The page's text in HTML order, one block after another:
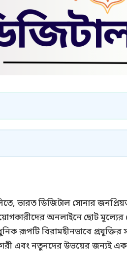
ভারত ডিজিটাল সোনার
অনলাইনে ছোট
রূপটি বিরামহীনভাবে প্রযুক্তির
এবং নতুনদের উভয়ের জন্যই